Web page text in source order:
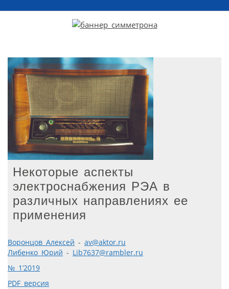
Некоторые аспекты
электроснабжения РЭА в
различных направлениях ее
применения
Воронцов Алексей - av@aktor.ru
Либенко Юрий - Lib7637@rambler.ru
№ 1’2019
PDF версия